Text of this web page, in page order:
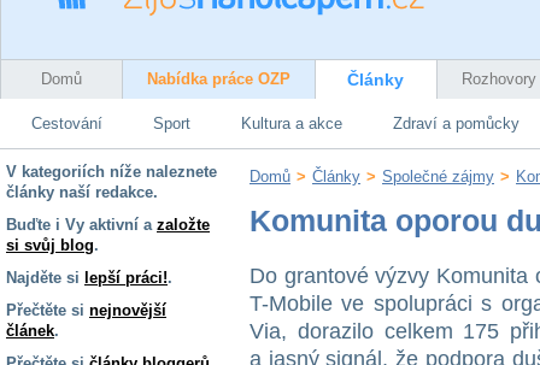
Domů Nabídka práce OZP Články Rozhovory
Cestování Sport Kultura a akce Zdraví a pomůcky
V kategoriích níže naleznete
články naší redakce.
Buďte i Vy aktivní a založte
si svůj blog.
Najděte si lepší práci!.
Přečtěte si nejnovější
článek.
Domů > Články > Společné zájmy >
Komunita oporou
Do grantové výzvy
T-Mobile ve spolupráci s
Via, dorazilo celkem 175
a jasný signál, že podpora